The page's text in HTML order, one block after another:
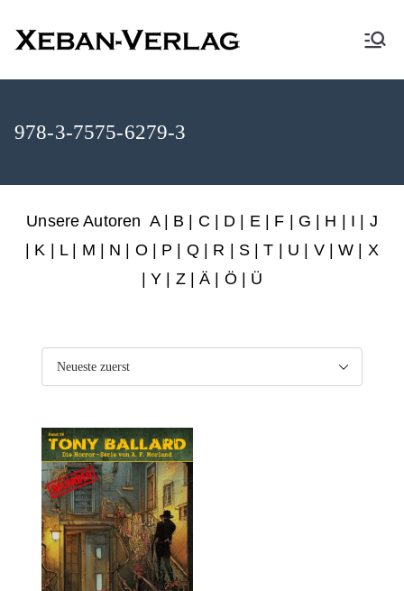
XEBAN-Verlag
978-3-7575-6279-3
Unsere Autoren A| B C D E| F G H I
J
K L| M N O P Q| R S |T U V|W
X
Y Z|Ä | Ö | Ü